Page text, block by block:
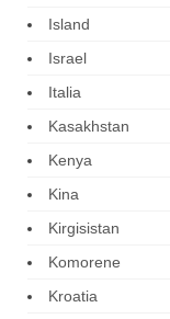
Island
Israel
Italia
Kasakhstan
Kenya
Kina
Kirgisistan
Komorene
Kroatia